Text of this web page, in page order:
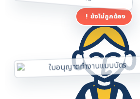
! ยังไม่ถูกต้อง